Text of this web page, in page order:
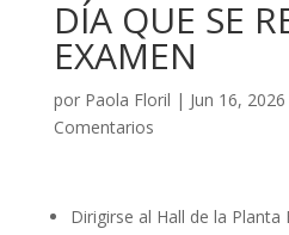
DÍA QUE SE
EXAMEN
por Paola Floril | Jun 16, 2026
Comentarios
Dirigirse al Hall de la